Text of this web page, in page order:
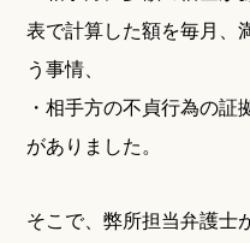
表で計算した額を毎月、
う事情、
・相手方の不貞行為の証
がありました。
そこで、弊所担当弁護士